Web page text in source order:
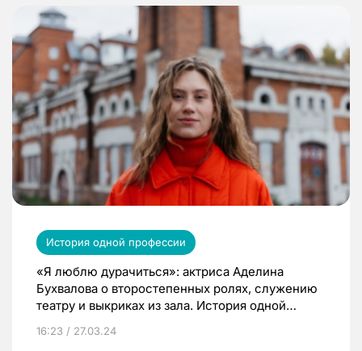
История одной профессии
«Я люблю дурачиться»: актриса Аделина
Бухвалова о второстепенных ролях, служению
театру и выкриках из зала. История одной
16:23 / 27.03.24